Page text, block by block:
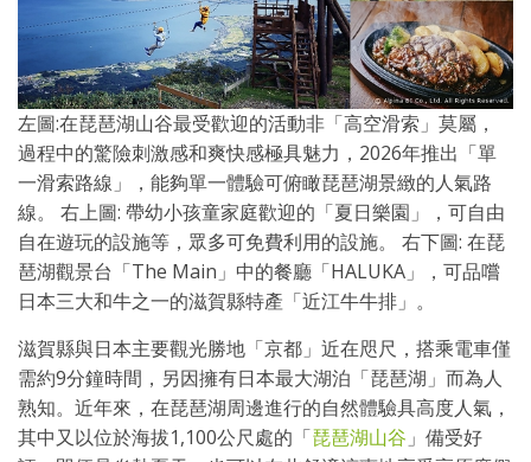
左圖:在琵琶湖山谷最受歡迎的活動非「高空滑索」莫屬，
過程中的驚險刺激感和爽快感極具魅力，2026年推出「單
一滑索路線」，能夠單一體驗可俯瞰琵琶湖景緻的人氣路
線。 右上圖: 帶幼小孩童家庭歡迎的「夏日樂園」，可自由
自在遊玩的設施等，眾多可免費利用的設施。 右下圖: 在琵
琶湖觀景台「The Main」中的餐廳「HALUKA」，可品嚐
日本三大和牛之一的滋賀縣特產「近江牛牛排」。
滋賀縣與日本主要觀光勝地「京都」近在咫尺，搭乘電車僅
需約9分鐘時間，另因擁有日本最大湖泊「琵琶湖」而為人
熟知。近年來，在琵琶湖周邊進行的自然體驗具高度人氣，
其中又以位於海拔1,100公尺處的「琵琶湖山谷 」備受好